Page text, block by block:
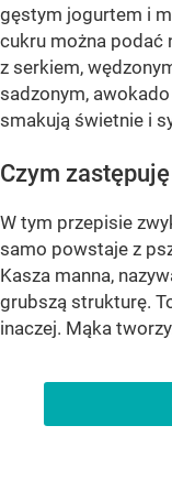
gęstym jogurtem i
cukru można podać
z serkiem,
sadzonym,
smakują świetnie i
Czym
W tym przepisie
samo powstaje z
Kasza manna,
grubszą strukturę.
inaczej. Mąka